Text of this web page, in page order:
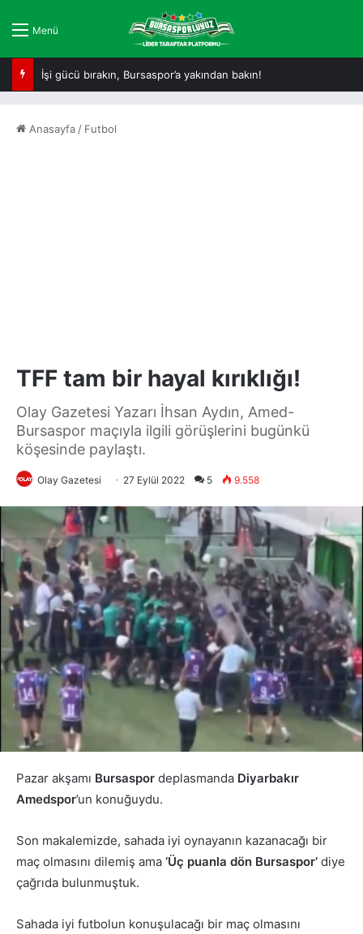
Menü
İşi gücü bırakın, Bursaspor’a yakından bakın!
Anasayfa / Futbol
TFF tam bir hayal kırıklığı!
Olay Gazetesi Yazarı İhsan Aydın, Amed-
Bursaspor maçıyla ilgili görüşlerini bugünkü
köşesinde paylaştı.
Olay Gazetesi 27 Eylül 2022 5 9.558
Pazar akşamı Bursaspor deplasmanda Diyarbakır
Amedspor’un konuğuydu.
Son makalemizde, sahada iyi oynayanın kazanacağı bir
maç olmasını dilemiş ama ‘Üç puanla dön Bursaspor’ diye
çağrıda bulunmuştuk.
Sahada iyi futbolun konuşulacağı bir maç olmasını